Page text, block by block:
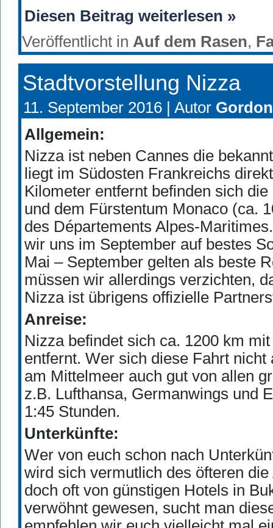
Diesen Beitrag weiterlesen »
Veröffentlicht in Auf dem Rasen,
Stadtvorstellung Nizza
11. September 2016 | Autor Gordon
Allgemein:
Nizza ist neben Cannes die
liegt im Südosten Frankreichs
Kilometer entfernt befinden sich
und dem Fürstentum Monaco (ca.
des Départements Alpes-
wir uns im September auf bestes
Mai – September gelten als beste
müssen wir allerdings verzichten,
Nizza ist übrigens offizielle
Anreise:
Nizza befindet sich ca. 1200 km
entfernt. Wer sich diese Fahrt
am Mittelmeer auch gut von allen
z.B. Lufthansa, Germanwings und
1:45 Stunden.
Unterkünfte:
Wer von euch schon nach
wird sich vermutlich des öfteren
doch oft von günstigen Hotels in
verwöhnt gewesen, sucht man